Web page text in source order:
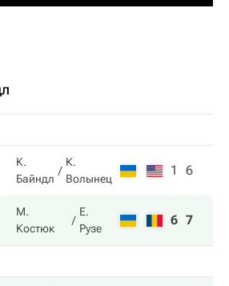
К.
Байндл
К.
Волынец
1 6
М.
Костюк
Е.
Рузе
6 7